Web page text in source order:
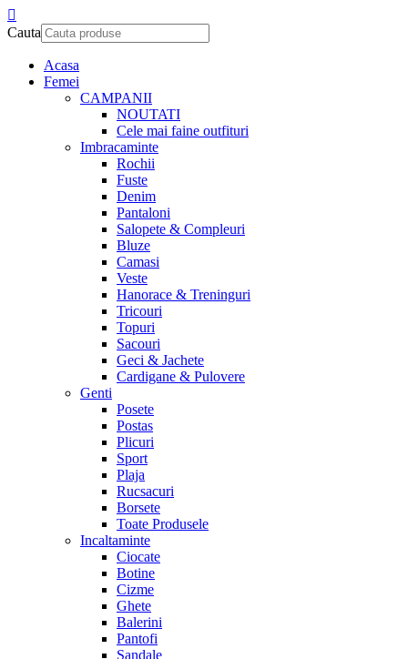
Cauta
Acasa
Femei
CAMPANII
NOUTATI
Cele mai faine outfituri
Imbracaminte
Rochii
Fuste
Denim
Pantaloni
Salopete & Compleuri
Bluze
Camasi
Veste
Hanorace & Treninguri
Tricouri
Topuri
Sacouri
Geci & Jachete
Cardigane & Pulovere
Genti
Posete
Postas
Plicuri
Sport
Plaja
Rucsacuri
Borsete
Toate Produsele
Incaltaminte
Ciocate
Botine
Cizme
Ghete
Balerini
Pantofi
Sandale